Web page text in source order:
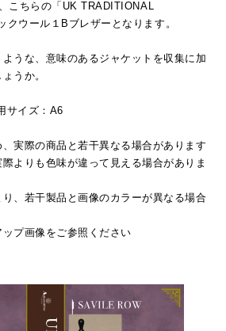
こちらの「UK TRADITIONAL
クウール１Bブレザーとなります。
うな、意味のあるジャケットを収集に加
うか。
イズ：A6
、実際の商品と若干異なる場合があります
よりも色味が違って見える場合がありま
、若干製品と画像のカラーが異なる場合
ップ画像をご参照ください